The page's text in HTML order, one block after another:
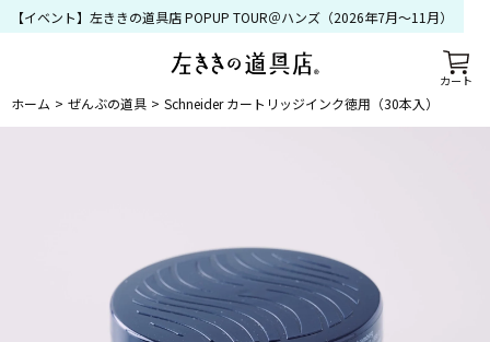
カート
【イベント】左ききの道具店 POPUP TOUR＠ハンズ（2026年7月〜11月）
ホーム ぜんぶの道具 Schneider カートリッジインク徳用（30本入）